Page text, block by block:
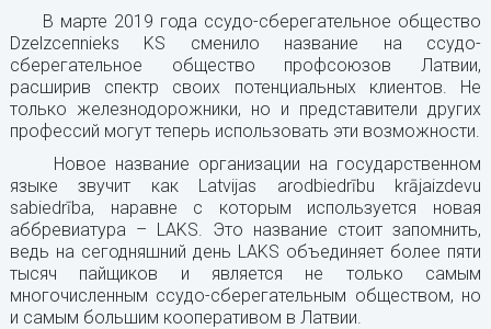
В марте 2019 года ссудо-сберегательное общество
Dzelzceпnieks KS сменило название на ссудо-
сберегательное общество профсоюзов Латвии,
расширив спектр своих потенциальных клиентов. Не
только железнодорожники, но и представители других
профессий могут теперь использовать эти возможности.
Новое название организации на государственном
языке звучит как Latvijas arodbiedrību krājaizdevu
sabiedrība, наравне с которым используется новая
аббревиатура – LAKS. Это название стоит запомнить,
ведь на сегодняшний день LAKS объединяет более пяти
тысяч пайщиков и является не только самым
многочисленным ссудо-сберегательным обществом, но
и самым большим кооперативом в Латвии.